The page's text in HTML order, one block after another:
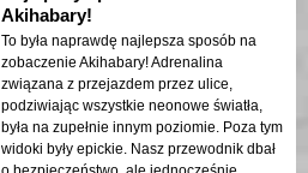
Akihabary!
To była naprawdę najlepsza sposób na
zobaczenie Akihabary! Adrenalina
związana z przejazdem przez ulice,
podziwiając wszystkie neonowe światła,
była na zupełnie innym poziomie. Poza tym
widoki były epickie. Nasz przewodnik dbał